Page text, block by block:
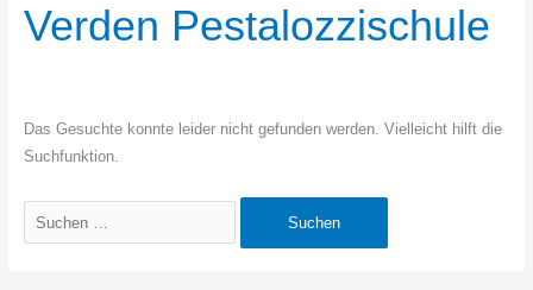
Verden Pestalozzischule
Das Gesuchte konnte leider nicht gefunden werden. Vielleicht hilft die
Suchfunktion.